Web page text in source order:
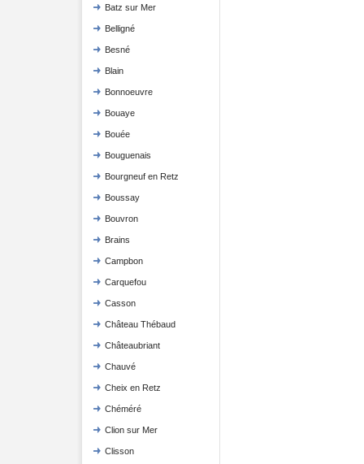
Batz sur Mer
Belligné
Besné
Blain
Bonnoeuvre
Bouaye
Bouée
Bouguenais
Bourgneuf en Retz
Boussay
Bouvron
Brains
Campbon
Carquefou
Casson
Château Thébaud
Châteaubriant
Chauvé
Cheix en Retz
Chéméré
Clion sur Mer
Clisson